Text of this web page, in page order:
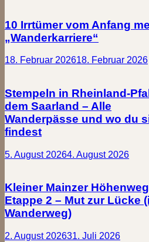
10 Irrtümer vom Anfang
„Wanderkarriere“
18. Februar 202618. Februar 2026
Stempeln in Rheinland-
dem Saarland – Alle
Wanderpässe und wo du
findest
5. August 20264. August 2026
Kleiner Mainzer Höhenweg
Etappe 2 – Mut zur Lücke
Wanderweg)
2. August 202631. Juli 2026